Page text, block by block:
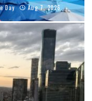
Day Aug 7, 2026